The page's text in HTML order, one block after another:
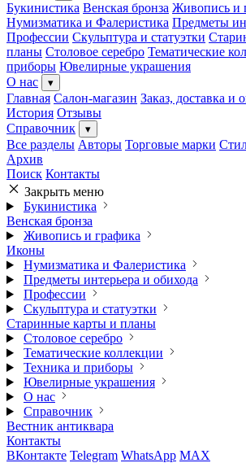
Букинистика Венская бронза Живопись и
Нумизматика и Фалеристика Предметы
Профессии Скульптура и статуэтки
планы Столовое серебро Тематические
приборы Ювелирные украшения
О нас
▾
Главная Салон-магазин Заказ, доставка и
История Отзывы
Справочник
▾
Все разделы Авторы Торговые марки
Архив
Поиск Контакты
Закрыть меню
Букинистика
Венская бронза
Живопись и графика
Иконы
Нумизматика и Фалеристика
Предметы интерьера и обихода
Профессии
Скульптура и статуэтки
Старинные карты и планы
Столовое серебро
Тематические коллекции
Техника и приборы
Ювелирные украшения
О нас
Справочник
Вестник антиквара
Контакты
ВКонтакте Telegram WhatsApp MAX